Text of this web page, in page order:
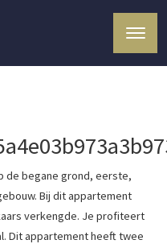
de begane grond, eerste,
Bij dit appartement
verkengde. Je profiteert
Dit appartement heeft twee